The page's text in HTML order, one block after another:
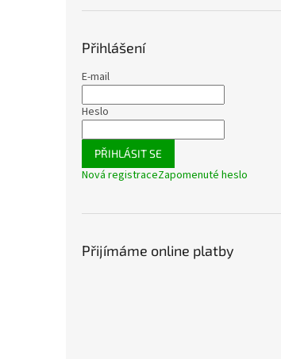
Přihlášení
E-mail
Heslo
PŘIHLÁSIT SE
Nová registraceZapomenuté heslo
Přijímáme online platby